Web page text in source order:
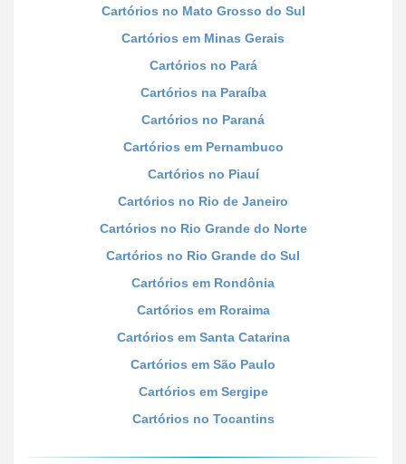
Cartórios no Mato Grosso do Sul
Cartórios em Minas Gerais
Cartórios no Pará
Cartórios na Paraíba
Cartórios no Paraná
Cartórios em Pernambuco
Cartórios no Piauí
Cartórios no Rio de Janeiro
Cartórios no Rio Grande do Norte
Cartórios no Rio Grande do Sul
Cartórios em Rondônia
Cartórios em Roraima
Cartórios em Santa Catarina
Cartórios em São Paulo
Cartórios em Sergipe
Cartórios no Tocantins